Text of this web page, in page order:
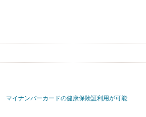
マイナンバーカードの健康保険証利用が可能